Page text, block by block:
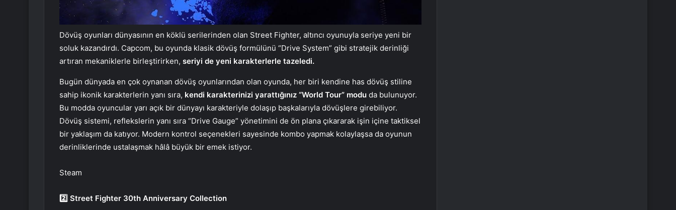
Dövüş oyunları dünyasının en köklü serilerinden olan Street Fighter, altıncı oyunuyla seriye yeni bir
soluk kazandırdı. Capcom, bu oyunda klasik dövüş formülünü “Drive System” gibi stratejik derinliği
artıran mekaniklerle birleştirirken, seriyi de yeni karakterlerle tazeledi.
Bugün dünyada en çok oynanan dövüş oyunlarından olan oyunda, her biri kendine has dövüş stiline
sahip ikonik karakterlerin yanı sıra, kendi karakterinizi yarattığınız “World Tour” modu da bulunuyor.
Bu modda oyuncular yarı açık bir dünyayı karakteriyle dolaşıp başkalarıyla dövüşlere girebiliyor.
Dövüş sistemi, reflekslerin yanı sıra “Drive Gauge” yönetimini de ön plana çıkararak işin içine taktiksel
bir yaklaşım da katıyor. Modern kontrol seçenekleri sayesinde kombo yapmak kolaylaşsa da oyunun
derinliklerinde ustalaşmak hâlâ büyük bir emek istiyor.
Steam
2️⃣ Street Fighter 30th Anniversary Collection